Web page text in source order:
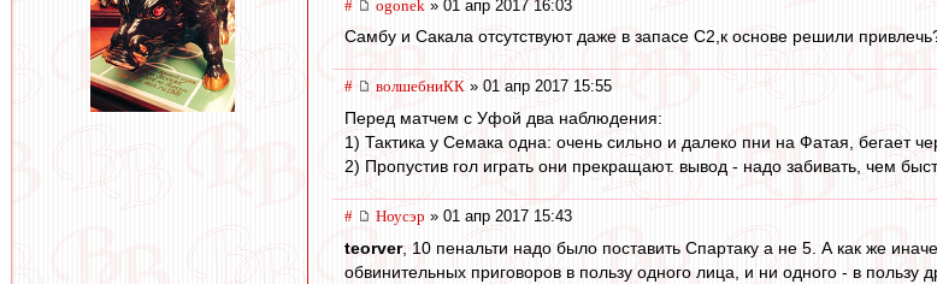
# ogonek » 01 апр 2017 16:03
Самбу и Сакала отсутствуют даже в запасе С2,к основе решили
# волшебниКК » 01 апр 2017 15:55
Перед матчем с Уфой два наблюдения:
1) Тактика у Семака одна: очень сильно и далеко пни на Фатая, бегает
2) Пропустив гол играть они прекращают. вывод - надо забивать, чем
# Ноусэр » 01 апр 2017 15:43
teorver, 10 пенальти надо было поставить Спартаку а не 5. А как же
обвинительных приговоров в пользу одного лица, и ни одного - в